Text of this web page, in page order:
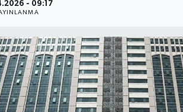
- 09:17